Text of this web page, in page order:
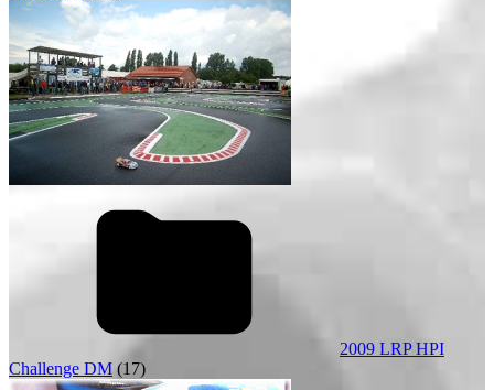
2009 LRP HPI
Challenge DM (17)